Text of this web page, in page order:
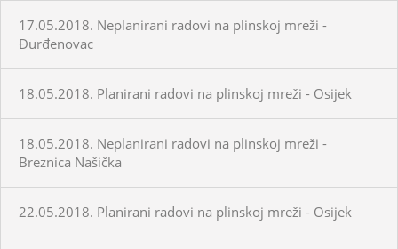
17.05.2018. Neplanirani radovi na plinskoj mreži -
Đurđenovac
18.05.2018. Planirani radovi na plinskoj mreži - Osijek
18.05.2018. Neplanirani radovi na plinskoj mreži -
Breznica Našička
22.05.2018. Planirani radovi na plinskoj mreži - Osijek